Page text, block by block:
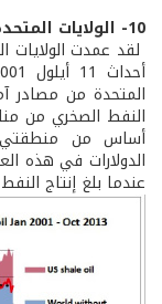
10- الولايات المتحدة الأميركية: أي مستقبل للنفط الصخري؟
لقد عمدت الولايات
المتحدة من مصادر
النفط الصخري من
أساس من منطقتي
عندما بلغ إنتاج النفط الصخري